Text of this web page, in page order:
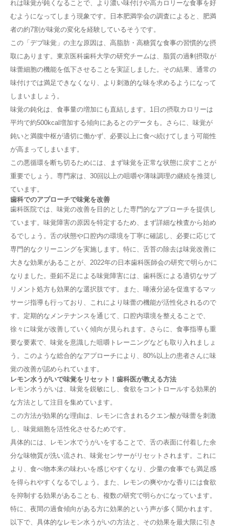
れは味覚が鈍くなることで、より濃い味付けや高カロリーな食事を好
むようになってしまう現象です。日本肥満学会の調査によると、肥満
者の約7割が味覚の変化を経験しているそうです。
この「デブ味覚」の主な原因は、高脂肪・高糖質な食事の習慣的な摂
取にあります。東京医科歯科大学の研究チームは、脂質の過剰摂取が
味蕾細胞の機能を低下させることを実証しました。その結果、通常の
味付けでは満足できなくなり、より刺激的な味を求めるようになって
しまいましょう。
味覚の鈍化は、食事量の増加にも直結します。1日の摂取カロリーは
平均で約500kcal増加する傾向にあるとのデータも。さらに、味覚が
鈍いと満腹中枢が適切に働かず、必要以上に食べ続けてしまう可能性
が高まってしまいます。
この悪循環を断ち切るためには、まず味覚を正常な状態に戻すことが
重要でしょう。専門家は、30回以上の咀嚼や薄味調理の継続を推奨し
ています。
歯科でのアプローチで味覚を改善
歯科医院では、味覚の改善を目的とした専門的なアプローチを提供し
ています。味覚障害の原因を特定するため、まず詳細な検査から始め
るでしょう。舌の状態や口腔内の環境を丁寧に確認し、必要に応じて
専門的なクリーニングを実施します。特に、舌苔の除去は味覚改善に
大きな効果があることが、2022年の日本歯科医師会の研究で明らかに
なりました。亜鉛不足による味覚障害には、歯科医による適切なサプ
リメント処方も効果的な選択肢です。また、唾液分泌を促進するマッ
サージ指導も行っており、これにより味蕾の機能が活性化されるので
す。定期的なメンテナンスを通じて、口腔内環境を整えることで、
徐々に味覚が改善していく傾向が見られます。さらに、食事指導も重
要な要素で、味覚を意識した咀嚼トレーニングなども取り入れましょ
う。このような総合的なアプローチにより、80%以上の患者さんに味
覚の改善が認められています。
レモン水うがいで味覚をリセット！歯科医が教える方法
レモン水うがいは、味覚を鋭敏にし、食欲をコントロールする効果的
な方法として注目を集めています。
この方法が効果的な理由は、レモンに含まれるクエン酸が味蕾を刺激
し、味覚細胞を活性化させるためです。
具体的には、レモン水でうがいをすることで、舌の表面に付着した余
分な味物質が洗い流され、味覚センサーがリセットされます。これに
より、食べ物本来の味わいを感じやすくなり、少量の食事でも満足感
を得られやすくなるでしょう。また、レモンの爽やかな香りには食欲
を抑制する効果があることも、複数の研究で明らかになっています。
特に、夜間の過食傾向がある方に効果的という声が多く聞かれます。
以下で、具体的なレモン水うがいの方法と、その効果を最大限に引き